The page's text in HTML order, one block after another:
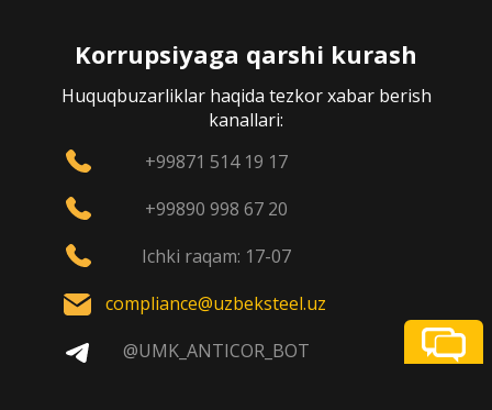
Korrupsiyaga qarshi kurash
Huquqbuzarliklar haqida tezkor xabar berish
kanallari:
+99871 514 19 17
+99890 998 67 20
Ichki raqam: 17-07
compliance@uzbeksteel.uz
@UMK_ANTICOR_BOT